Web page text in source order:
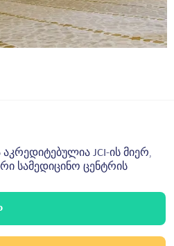
აკრედიტებულია JCI-ის მიერ,
სამედიცინო ცენტრის